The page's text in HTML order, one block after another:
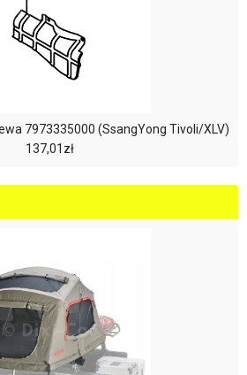
7973335000 (SsangYong Tivoli/XLV)
137,01zł